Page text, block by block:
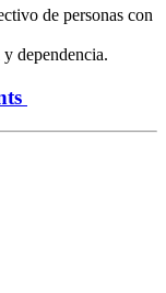
de personas con
dependencia.